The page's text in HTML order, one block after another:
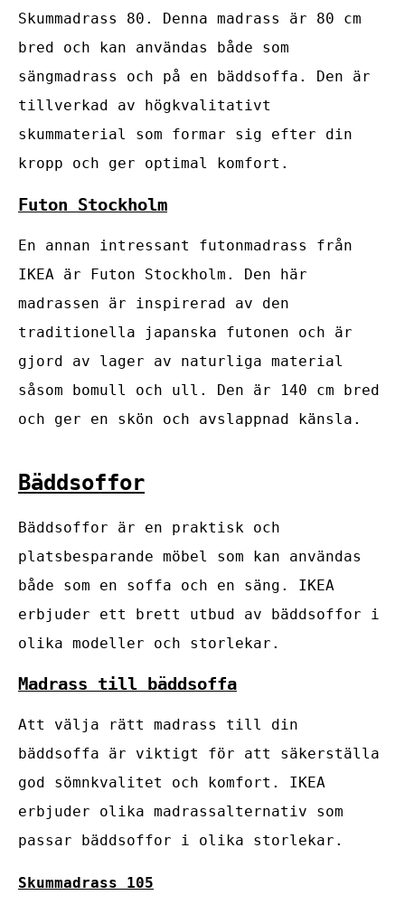
Skummadrass 80. Denna madrass är 80 cm
bred och kan användas både som
sängmadrass och på en bäddsoffa. Den är
tillverkad av högkvalitativt
skummaterial som formar sig efter din
kropp och ger optimal komfort.
Futon Stockholm
En annan intressant futonmadrass från
IKEA är Futon Stockholm. Den här
madrassen är inspirerad av den
traditionella japanska futonen och är
gjord av lager av naturliga material
såsom bomull och ull. Den är 140 cm bred
och ger en skön och avslappnad känsla.
Bäddsoffor
Bäddsoffor är en praktisk och
platsbesparande möbel som kan användas
både som en soffa och en säng. IKEA
erbjuder ett brett utbud av bäddsoffor i
olika modeller och storlekar.
Madrass till bäddsoffa
Att välja rätt madrass till din
bäddsoffa är viktigt för att säkerställa
god sömnkvalitet och komfort. IKEA
erbjuder olika madrassalternativ som
passar bäddsoffor i olika storlekar.
Skummadrass 105